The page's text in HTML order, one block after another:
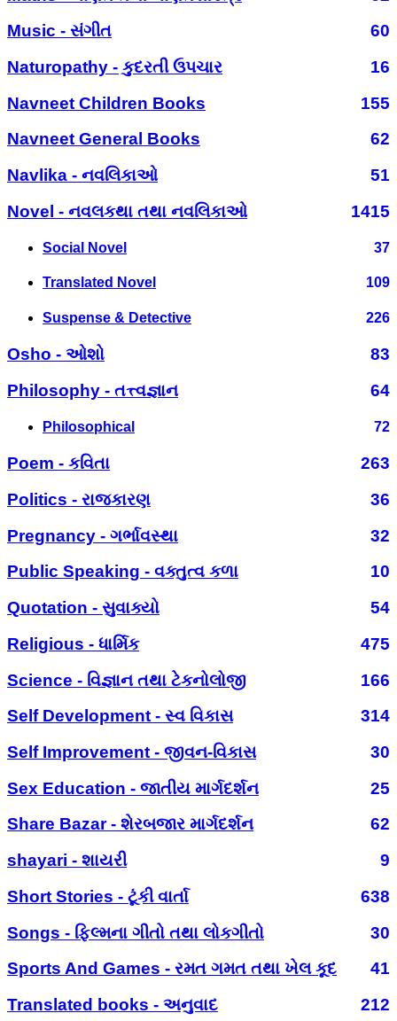
Music - સંગીત
60
Naturopathy - કુદરતી ઉપચાર
16
Navneet Children Books
155
Navneet General Books
62
Navlika - નવલિકાઓ
51
Novel - નવલકથા તથા નવલિકાઓ
1415
Social Novel 37
Translated Novel 109
Suspense & Detective 226
Osho - ઓશો
83
Philosophy - તત્ત્વજ્ઞાન
64
Philosophical 72
Poem - કવિતા
263
Politics - રાજકારણ
36
Pregnancy - ગર્ભાવસ્થા
32
Public Speaking - વક્તુત્વ કળા
10
Quotation - સુવાક્યો
54
Religious - ધાર્મિક
475
Science - વિજ્ઞાન તથા ટેકનોલોજી
166
Self Development - સ્વ વિકાસ
314
Self Improvement - જીવન-વિકાસ
30
Sex Education - જાતીય માર્ગદર્શન
25
Share Bazar - શેરબજાર માર્ગદર્શન
62
shayari - શાયરી
9
Short Stories - ટૂંકી વાર્તા
638
Songs - ફિલ્મના ગીતો તથા લોકગીતો
30
Sports And Games - રમત ગમત તથા ખેલ કૂદ
41
Translated books - અનુવાદ
212